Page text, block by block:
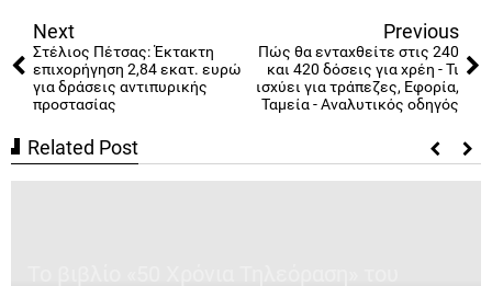
Next
Στέλιος Πέτσας: Έκτακτη
επιχορήγηση 2,84 εκατ. ευρώ
για δράσεις αντιπυρικής
προστασίας
Previous
Πώς θα ενταχθείτε στις 240
και 420 δόσεις για χρέη - Τι
ισχύει για τράπεζες, Εφορία,
Ταμεία - Αναλυτικός οδηγός
Related Post